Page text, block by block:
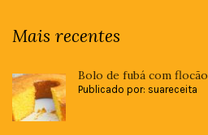
Mais recentes
Bolo de fubá com flocão
Publicado por: suareceita